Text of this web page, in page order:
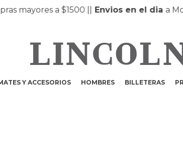
mayores a $1500 ||Envios en el diaa
Y ACCESORIOS HOMBRES BILLETERAS